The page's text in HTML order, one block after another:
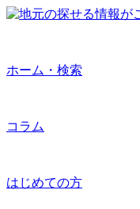
ホーム・検索
コラム
はじめての方